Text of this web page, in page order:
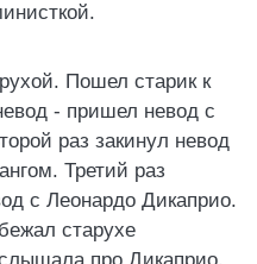
Пошел старик к
- пришел невод с
раз закинул невод
Третий раз
с Леонардо Дикаприо.
старухе